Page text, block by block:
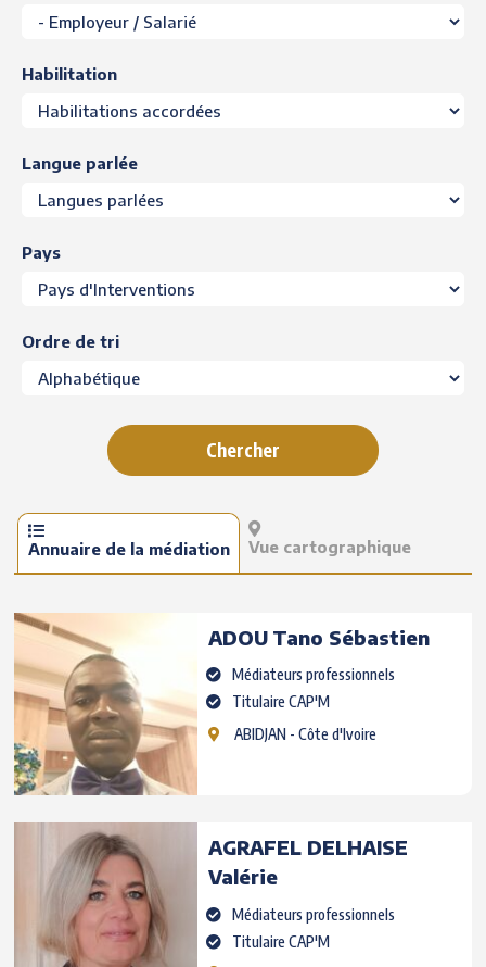
Habilitation
Langue parlée
Pays
Ordre de tri
Annuaire de la médiation Vue cartographique
ADOU Tano Sébastien
Médiateurs professionnels
Titulaire CAP'M
ABIDJAN- Côte d'Ivoire
AGRAFEL DELHAISE
Valérie
Médiateurs professionnels
Titulaire CAP'M